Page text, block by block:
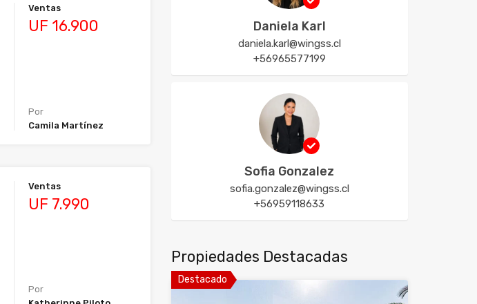
Ventas
UF 16.900
Por
Camila Martínez
Ventas
UF 7.990
Por
Daniela Karl
daniela.karl@wingss.cl
+56965577199
Sofia Gonzalez
sofia.gonzalez@wingss.cl
+56959118633
Propiedades Destacadas
Destacado